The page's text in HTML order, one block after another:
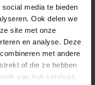
media te bieden
Ook delen we
site met onze
en analyse. Deze
met andere
of die ze hebben
van hun services.